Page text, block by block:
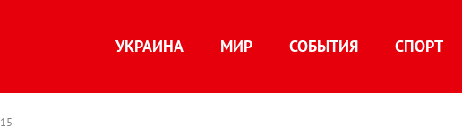
УКРАИНА МИР СОБЫТИЯ СПОРТ